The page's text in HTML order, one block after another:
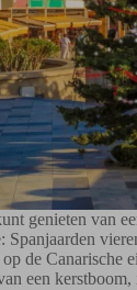
genieten van
de Canarische
een